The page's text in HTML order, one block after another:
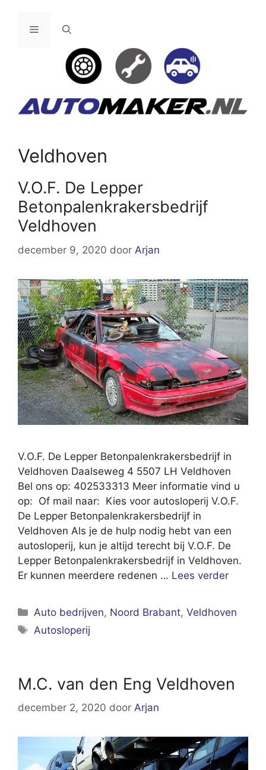
Menu
Veldhoven
V.O.F. De Lepper
Betonpalenkrakersbedrijf
Veldhoven
december 9, 2020 door Arjan
V.O.F. De Lepper Betonpalenkrakersbedrijf in
Veldhoven Daalseweg 4 5507 LH Veldhoven
Bel ons op: 402533313 Meer informatie vind u
op: Of mail naar: Kies voor autosloperij V.O.F.
De Lepper Betonpalenkrakersbedrijf in
Veldhoven Als je de hulp nodig hebt van een
autosloperij, kun je altijd terecht bij V.O.F. De
Lepper Betonpalenkrakersbedrijf in Veldhoven.
Er kunnen meerdere redenen … Lees verder
Categorieën
Auto bedrijven, Noord Brabant,Veldhoven
Tags
Autosloperij
M.C. van den Eng Veldhoven
december 2, 2020 door Arjan